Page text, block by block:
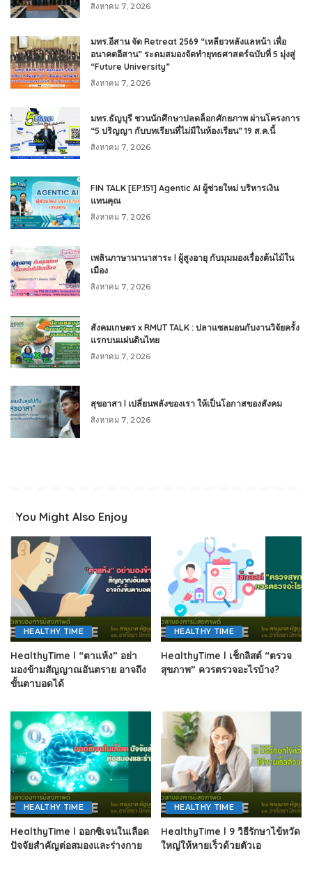
สิงหาคม 7, 2026
มทร.อีสาน จัด Retreat 2569 “เหลียวหลังแลหน้า เพื่อ
อนาคตอีสาน” ระดมสมองจัดทำยุทธศาสตร์ฉบับที่ 5 มุ่งสู่
“Future University”
สิงหาคม 7, 2026
มทร.ธัญบุรี ชวนนักศึกษาปลดล็อกศักยภาพ ผ่านโครงการ
“5 ปริญญา กับบทเรียนที่ไม่มีในห้องเรียน” 19 ส.ค.นี้
สิงหาคม 7, 2026
FIN TALK [EP.151] Agentic AI ผู้ช่วยใหม่ บริหารเงิน
แทนคุณ
สิงหาคม 7, 2026
เพลินภาษานานาสาระ l ผู้สูงอายุ กับมุมมองเรื่องต้นไม้ใน
เมือง
สิงหาคม 7, 2026
สังคมเกษตร x RMUT TALK : ปลาแซลมอนกับงานวิจัยครั้ง
แรกบนแผ่นดินไทย
สิงหาคม 7, 2026
สุขอาสา l เปลี่ยนพลังของเรา ให้เป็นโอกาสของสังคม
สิงหาคม 7, 2026
You Might Also Enjoy
HEALTHY TIME
HealthyTime l “ตาแห้ง” อย่า
มองข้ามสัญญาณอันตราย อาจถึง
ขั้นตาบอดได้
HEALTHY TIME
HealthyTime l เช็กลิสต์ “ตรวจ
สุขภาพ” ควรตรวจอะไรบ้าง?
HEALTHY TIME
HealthyTime l ออกซิเจนในเลือด
ปัจจัยสำคัญต่อสมองและร่างกาย
HEALTHY TIME
HealthyTime l 9 วิธีรักษาไข้หวัด
ใหญ่ให้หายเร็วด้วยตัวเอ